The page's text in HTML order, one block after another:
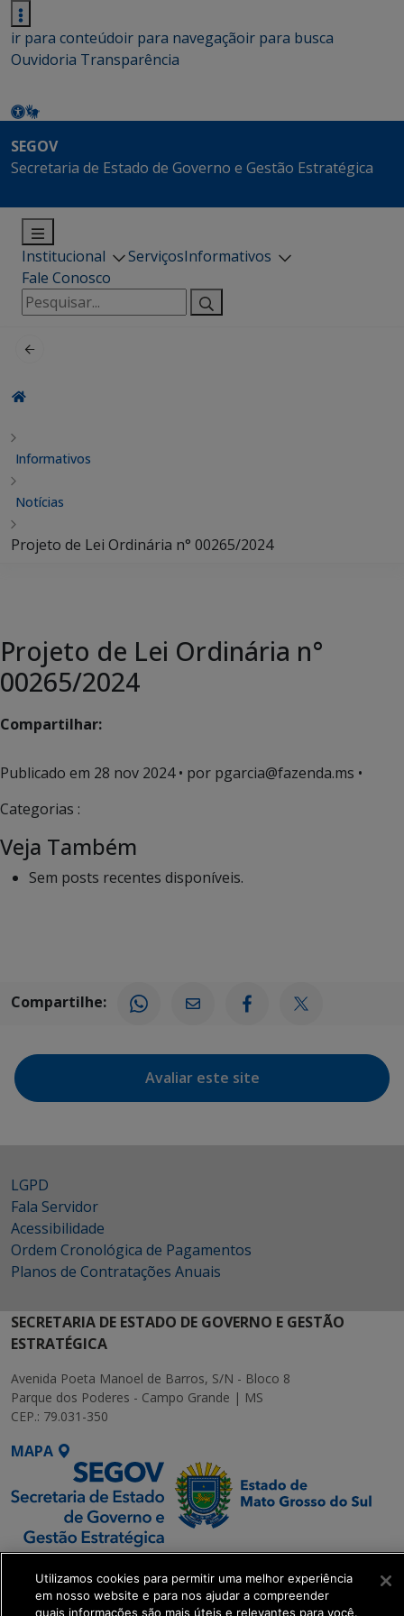
ir para conteúdoir para navegaçãoir para busca
Ouvidoria Transparência
SEGOV
Secretaria de Estado de Governo e Gestão Estratégica
Institucional ServiçosInformativos
Fale Conosco
Pesquisar
por:
Informativos
Notícias
Projeto de Lei Ordinária n° 00265/2024
Projeto de Lei Ordinária n°
00265/2024
Compartilhar:
Publicado em 28 nov 2024• por pgarcia@fazenda.ms •
Categorias :
Veja Também
Sem posts recentes disponíveis.
Compartilhe:
Avaliar este site
LGPD
Fala Servidor
Acessibilidade
Ordem Cronológica de Pagamentos
Planos de Contratações Anuais
SECRETARIA DE ESTADO DE GOVERNO E GESTÃO
ESTRATÉGICA
Avenida Poeta Manoel de Barros, S/N - Bloco 8
Parque dos Poderes - Campo Grande | MS
CEP.: 79.031-350
MAPA
SETDIG | Secretaria-
Executiva de
Utilizamos cookies para permitir uma melhor experiência
em nosso website e para nos ajudar a compreender
quais informações são mais úteis e relevantes para você.